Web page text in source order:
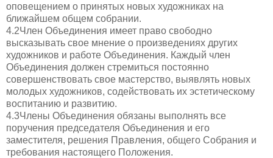
оповещением о принятых новых художниках на
ближайшем общем собрании.
4.2Член Объединения имеет право свободно
высказывать свое мнение о произведениях других
художников и работе Объединения. Каждый член
Объединения должен стремиться постоянно
совершенствовать свое мастерство, выявлять новых
молодых художников, содействовать их эстетическому
воспитанию и развитию.
4.3Члены Объединения обязаны выполнять все
поручения председателя Объединения и его
заместителя, решения Правления, общего Собрания и
требования настоящего Положения.